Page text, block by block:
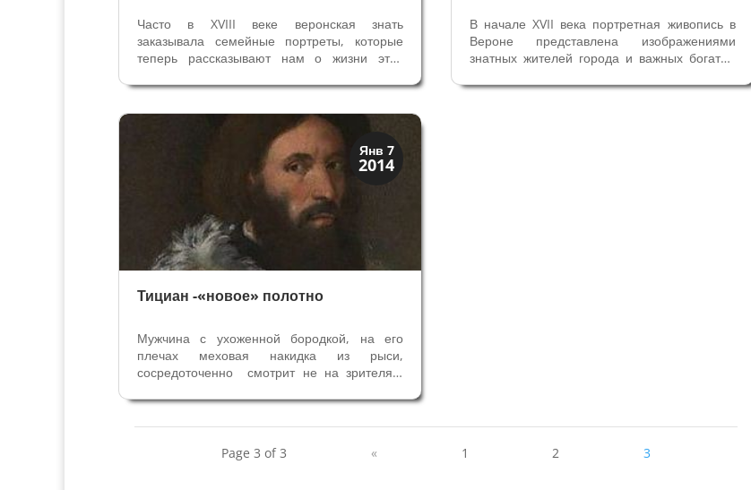
Часто в XVIII веке веронская знать
заказывала семейные портреты, которые
теперь рассказывают нам о жизни этих
социальном положении и выгодных
брачных союзах среди знати. Один из
многих сохранившихся семейных портретов
Янв 7
2014
Иконография
Портреты
Тициан -«новое» полотно
Мужчина с ухоженной бородкой, на его
плечах меховая накидка из рыси,
сосредоточенно смотрит не на зрителя,а
пылился в запасниках Национальной
Галереи Лондона. Благородная поза, манто
В начале XVII века портретная живопись в
Вероне представлена изображениями
знатных жителей города и важных богатых
не было правителей с их придворными, и
Page 3 of 3 « 1 2 3